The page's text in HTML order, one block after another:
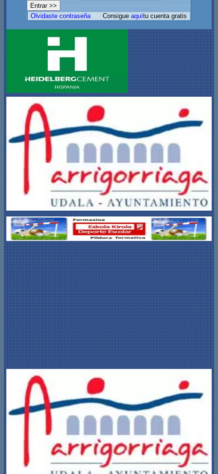
Olvidaste contraseña Consigueaquítu cuenta gratis